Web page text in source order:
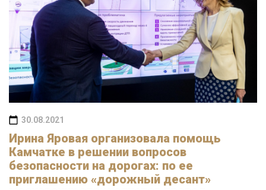
30.08.2021
Ирина Яровая организовала помощь
Камчатке в решении вопросов
безопасности на дорогах: по ее
приглашению «дорожный десант»